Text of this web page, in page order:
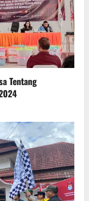
Tentang